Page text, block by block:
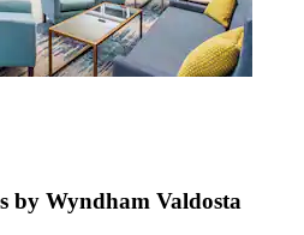
by Wyndham Valdosta